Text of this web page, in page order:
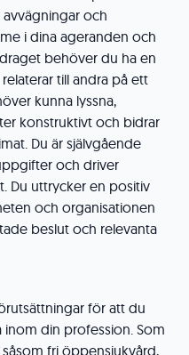
och
i dina ageranden och
behöver du ha en
till andra på ett
kunna lyssna,
konstruktivt och bidrar
Du är självgående
och driver
Du uttrycker en positiv
och organisationen
beslut och relevanta
för att du
din profession. Som
fri öppensjukvård,